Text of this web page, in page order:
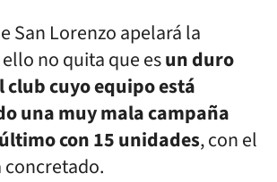
San Lorenzo apelará la
no quita que esun duro
club cuyo equipo está
una muy mala campaña
con 15 unidades, con el
concretado.